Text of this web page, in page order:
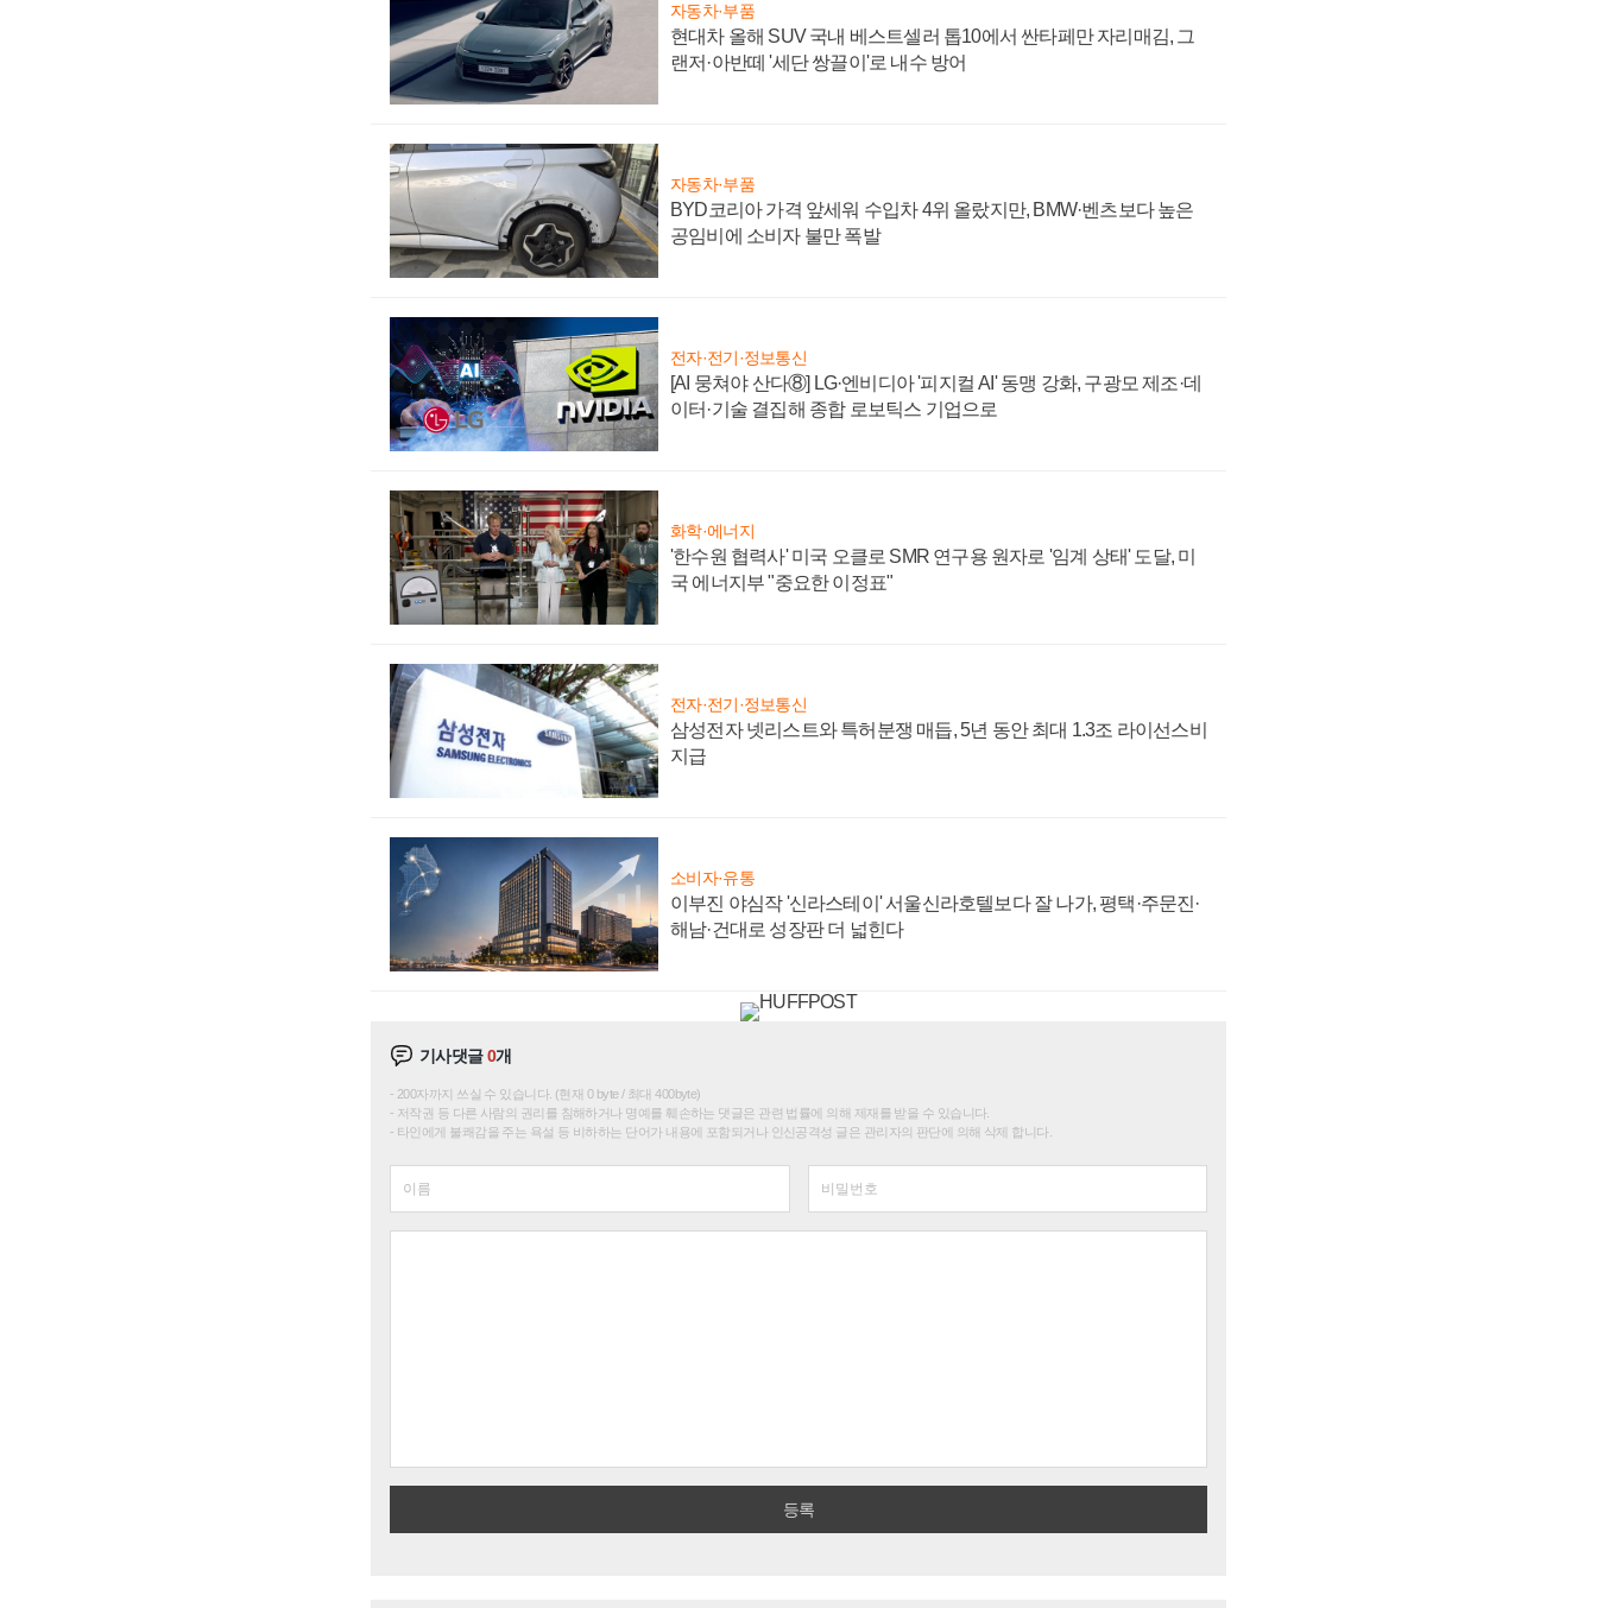
자동차·부품
현대차 올해 SUV 국내 베스트셀러 톱10에서 싼타페만 자리매김, 그
랜저·아반떼 '세단 쌍끌이'로 내수 방어
자동차·부품
BYD코리아 가격 앞세워 수입차 4위 올랐지만, BMW·벤츠보다 높은
공임비에 소비자 불만 폭발
전자·전기·정보통신
[AI 뭉쳐야 산다⑧] LG·엔비디아 '피지컬 AI' 동맹 강화, 구광모 제조·데
이터·기술 결집해 종합 로보틱스 기업으로
화학·에너지
'한수원 협력사' 미국 오클로 SMR 연구용 원자로 '임계 상태' 도달, 미
국 에너지부 "중요한 이정표"
전자·전기·정보통신
삼성전자 넷리스트와 특허분쟁 매듭, 5년 동안 최대 1.3조 라이선스비
지급
소비자·유통
이부진 야심작 '신라스테이' 서울신라호텔보다 잘 나가, 평택·주문진·
해남·건대로 성장판 더 넓힌다
기사댓글0개
200자까지 쓰실 수 있습니다. (현재 0 byte / 최대 400byte)
저작권 등 다른 사람의 권리를 침해하거나 명예를 훼손하는 댓글은 관련 법률에 의해 제재를 받을 수 있습니다.
타인에게 불쾌감을 주는 욕설 등 비하하는 단어가 내용에 포함되거나 인신공격성 글은 관리자의 판단에 의해 삭제 합니다.